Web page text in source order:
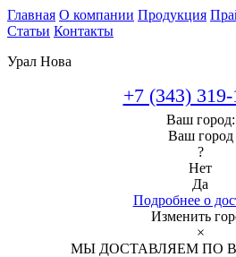
Главная О компании Продукция
Статьи Контакты
Урал Нова
+7 (343)
Ваш город:
Ваш город
?
Нет
Да
Подробнее о
Изменить
×
МЫ ДОСТАВЛЯЕМ ПО